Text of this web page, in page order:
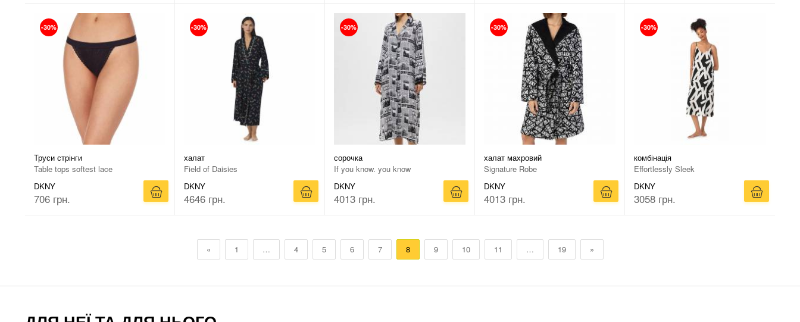
-30%
Труси стрінги
Table tops softest lace
DKNY
706 грн.
-30%
халат
Field of Daisies
DKNY
4646 грн.
-30%
сорочка
If you know. you know
DKNY
4013 грн.
-30%
халат махровий
Signature Robe
DKNY
4013 грн.
-30%
комбінація
Effortlessly Sleek
DKNY
3058 грн.
« 1 … 4 5 6 7 8 9 10 11 … 19 »